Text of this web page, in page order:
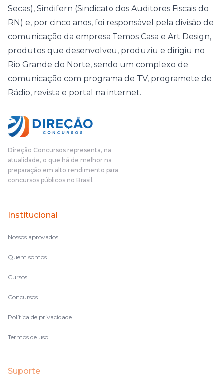
Secas), Sindifern (Sindicato dos Auditores Fiscais do
RN) e, por cinco anos, foi responsável pela divisão de
comunicação da empresa Temos Casa e Art Design,
produtos que desenvolveu, produziu e dirigiu no
Rio Grande do Norte, sendo um complexo de
comunicação com programa de TV, programete de
Rádio, revista e portal na internet.
Direção Concursos representa, na
atualidade, o que há de melhor na
preparação em alto rendimento para
concursos públicos no Brasil.
Institucional
Nossos aprovados
Quem somos
Cursos
Concursos
Política de privacidade
Termos de uso
Suporte